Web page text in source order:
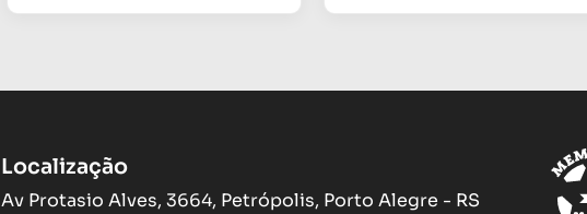
Localização
Av Protasio Alves, 3664, Petrópolis, Porto Alegre - RS